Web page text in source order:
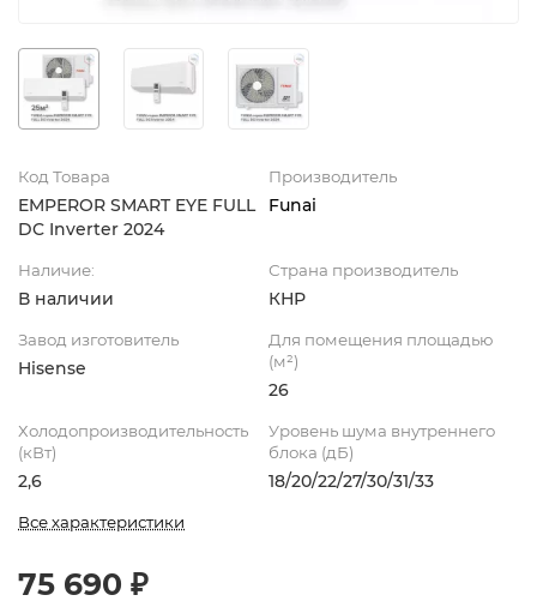
Код Товара
EMPEROR SMART EYE FULL
DC Inverter 2024
Производитель
Funai
Наличие:
В наличии
Страна производитель
КНР
Завод изготовитель
Hisense
Для помещения площадью
(м²)
26
Холодопроизводительность
(кВт)
2,6
Уровень шума внутреннего
блока (дБ)
18/20/22/27/30/31/33
Все характеристики
75 690 ₽